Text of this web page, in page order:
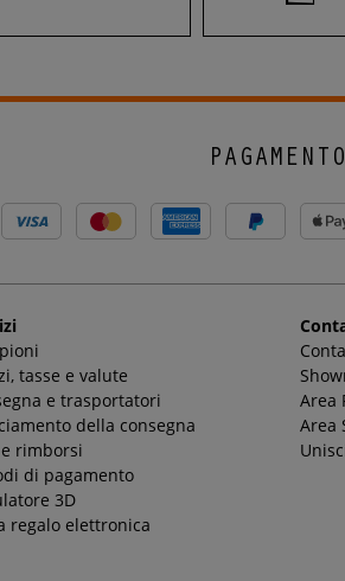
tasse e valute
e trasportatori
della consegna
e rimborsi
di pagamento
3D
regalo elettronica
Area
Area